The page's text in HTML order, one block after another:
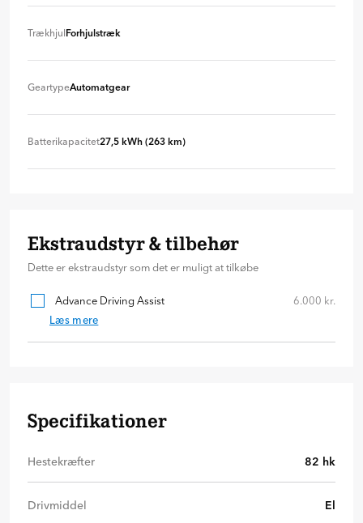
TrækhjulForhjulstræk
GeartypeAutomatgear
Batterikapacitet27,5 kWh (263 km)
Ekstraudstyr & tilbehør
Dette er ekstraudstyr som det er muligt at tilkøbe
Advance Driving Assist
Læs mere
6.000 kr.
Specifikationer
Hestekræfter 82 hk
Drivmiddel El